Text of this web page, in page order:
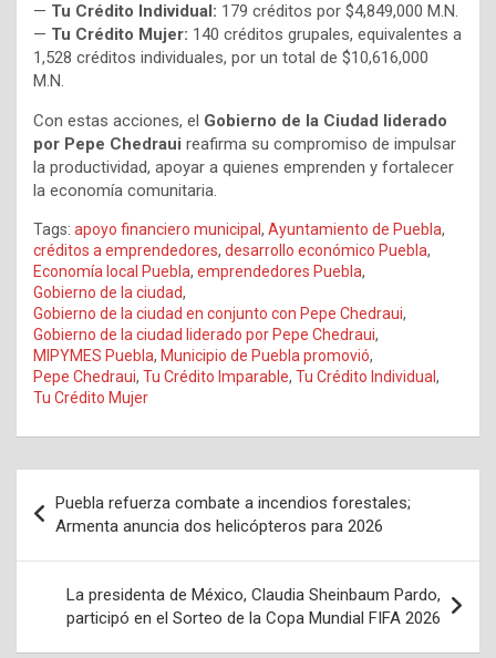
— Tu Crédito Individual: 179 créditos por $4,849,000 M.N.
— Tu Crédito Mujer: 140 créditos grupales, equivalentes a
1,528 créditos individuales, por un total de $10,616,000
M.N.
Con estas acciones, el Gobierno de la Ciudad liderado
por Pepe Chedraui reafirma su compromiso de impulsar
la productividad, apoyar a quienes emprenden y fortalecer
la economía comunitaria.
Tags: apoyo financiero municipal, Ayuntamiento de Puebla,
créditos a emprendedores, desarrollo económico Puebla,
Economía local Puebla, emprendedores Puebla,
Gobierno de la ciudad,
Gobierno de la ciudad en conjunto con Pepe Chedraui,
Gobierno de la ciudad liderado por Pepe Chedraui,
MIPYMES Puebla, Municipio de Puebla promovió,
Pepe Chedraui, Tu Crédito Imparable, Tu Crédito Individual,
Tu Crédito Mujer
de
entradas
Puebla refuerza combate a incendios forestales;
Armenta anuncia dos helicópteros para 2026
La presidenta de México, Claudia Sheinbaum Pardo,
participó en el Sorteo de la Copa Mundial FIFA 2026